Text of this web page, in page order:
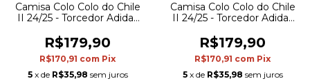
Camisa Colo Colo do Chile
II 24/25 - Torcedor Adidas
R$179,90
R$170,91 com Pix
5 x de R$35,98 sem juros
Camisa Colo Colo do Chile
II 24/25 - Torcedor Adidas
detalhes em branco
R$179,90
R$170,91 com Pix
5 x de R$35,98 sem juros